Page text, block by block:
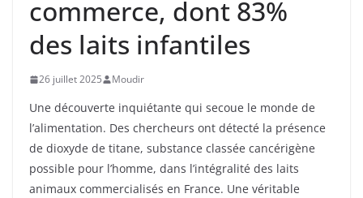
commerce, dont 83%
des laits infantiles
26 juillet 2025 Moudir
Une découverte inquiétante qui secoue le monde de
l’alimentation. Des chercheurs ont détecté la présence
de dioxyde de titane, substance classée cancérigène
possible pour l’homme, dans l’intégralité des laits
animaux commercialisés en France. Une véritable